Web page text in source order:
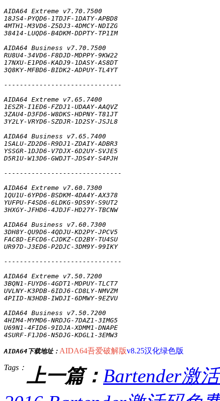
AIDA64 Extreme v7.70.7500
18JS4-PYQD6-1TDJF-1DATY-APBD8
4MTH1-M3VD6-Z5DJ3-4DMCY-NDIZG
38414-LUQD6-B4DKM-DDPTY-TP1IM
AIDA64 Business v7.70.7500
RU8U4-34VD6-F8DJD-MDPPY-9KW22
17NXU-E1PD6-KADJ9-1DASY-AS8DT
3Q8KY-MFBD6-BIDK2-ADPUY-TL4YT
------------------------------
AIDA64 Extreme v7.65.7400
1ESZR-I1ED6-FZDJ1-UDAAY-AAQVZ
3ZAU4-D3FD6-W8DKS-HDPNY-T81JT
3Y2LY-VRYD6-SZDJR-1D2SY-JSJL8
AIDA64 Business v7.65.7400
1SALU-ZD2D6-R9DJ1-ZDAIY-ADBR3
YSSGR-1DJD6-V7DJX-6D2UY-SVJE5
D5R1U-W13D6-GWDJT-JDS4Y-S4PJH
------------------------------
AIDA64 Extreme v7.60.7300
1QU1U-6YPD6-BSDKM-4DA4Y-AX378
YUFPU-F4SD6-6LDKG-9DS9Y-S9UT2
3HXGY-JFHD6-4JDJF-HD27Y-TBCNW
AIDA64 Business v7.60.7300
3DH8Y-QU9D6-4QDJU-KD2PY-JPCV5
FAC8D-EFCD6-CJDKZ-CD2BY-TU4SU
UR97D-J3ED6-P2DJC-3DM9Y-99IKY
------------------------------
AIDA64 Extreme v7.50.7200
3BQN1-FUYD6-4GDT1-MDPUY-TLCT7
UVLNY-K3PDB-6IDJ6-CD8LY-NMVZM
4PIID-N3HDB-IWDJI-6DMWY-9EZVU
AIDA64 Business v7.50.7200
4HIM4-MYMD6-NRDJG-7DAZ1-3IMG5
U69N1-4FID6-9IDJA-XDMM1-DNAPE
4SURF-F1JD6-N5DJG-KDGL1-3EMW3
AIDA64下载地址： AIDA64吾爱破解版v8.25汉化绿色版
Tags： 上一篇： Bartender激